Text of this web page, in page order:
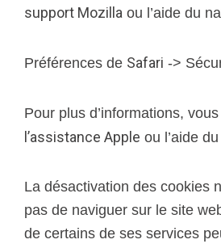
support Mozilla ou l’aide du
Préférences de Safari ->
Pour plus d’informations,
l’assistance Apple ou l’aide
La désactivation des cookies
pas de naviguer sur le site
de certains de ses services